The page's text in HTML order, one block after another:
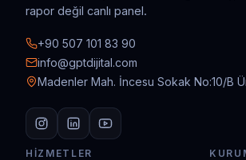
rapor değil canlı panel.
+90 507 101 83 90
info@gptdijital.com
Madenler Mah. İncesu Sokak No:10/B
HIZMETLER